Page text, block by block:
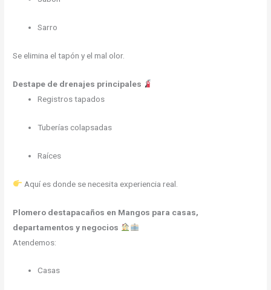
Sarro
Se elimina el tapón y el mal olor.
Destape de drenajes principales
Registros tapados
Tuberías colapsadas
Raíces
Aquí es donde se necesita experiencia real.
Plomero destapacaños en Mangos para casas,
departamentos y negocios
Atendemos:
Casas